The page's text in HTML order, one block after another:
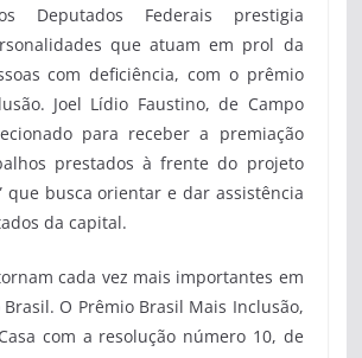
Deputados Federais prestigia
que atuam em prol da
com deficiência, com o prêmio
Joel Lídio Faustino, de Campo
para receber a premiação
prestados à frente do projeto
que busca orientar e dar assistência
da capital.
cada vez mais importantes em
O Prêmio Brasil Mais Inclusão,
com a resolução número 10, de